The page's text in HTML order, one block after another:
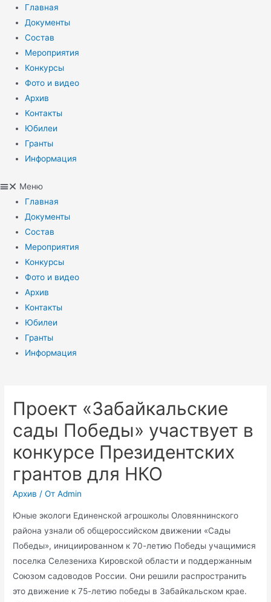
Перейти
содержимому
Главная
Документы
Состав
Мероприятия
Конкурсы
Фото и видео
Архив
Контакты
Юбилеи
Гранты
Информация
Меню
Главная
Документы
Состав
Мероприятия
Конкурсы
Фото и видео
Архив
Контакты
Юбилеи
Гранты
Информация
Проект «Забайкальские
сады Победы» участвует в
конкурсе Президентских
грантов для НКО
Архив / От Admin
Юные экологи Единенской агрошколы Оловяннинского
района узнали об общероссийском движении «Сады
Победы», инициированном к 70-летию Победы учащимися
поселка Селезениха Кировской области и поддержанным
Союзом садоводов России. Они решили распространить
это движение к 75-летию победы в Забайкальском крае.